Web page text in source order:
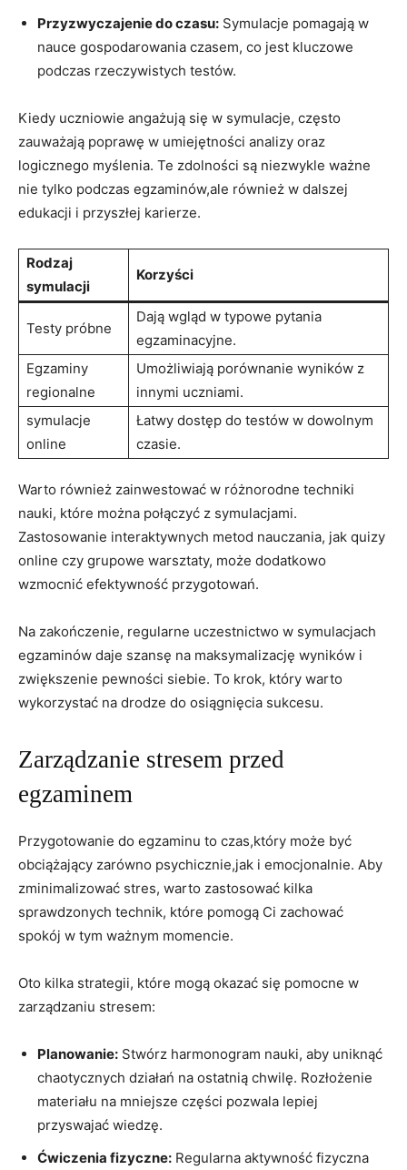
Przyzwyczajenie do czasu: Symulacje pomagają w
nauce gospodarowania czasem, co jest kluczowe
podczas rzeczywistych testów.
Kiedy uczniowie angażują się w symulacje, często
zauważają poprawę w umiejętności analizy oraz
logicznego myślenia. Te zdolności są niezwykle ważne
nie tylko podczas egzaminów,ale również w dalszej
edukacji i przyszłej karierze.
Rodzaj
symulacji
Korzyści
Testy próbne
Dają wgląd w typowe pytania
egzaminacyjne.
Egzaminy
regionalne
Umożliwiają porównanie wyników z
innymi uczniami.
symulacje
online
Łatwy dostęp do testów w dowolnym
czasie.
Warto również zainwestować w różnorodne techniki
nauki, które można połączyć z symulacjami.
Zastosowanie interaktywnych metod nauczania, jak quizy
online czy grupowe warsztaty, może dodatkowo
wzmocnić efektywność przygotowań.
Na zakończenie, regularne uczestnictwo w symulacjach
egzaminów daje szansę na maksymalizację wyników i
zwiększenie pewności siebie. To krok, który warto
wykorzystać na drodze do osiągnięcia sukcesu.
Zarządzanie stresem przed
egzaminem
Przygotowanie do egzaminu to czas,który może być
obciążający zarówno psychicznie,jak i emocjonalnie. Aby
zminimalizować stres, warto zastosować kilka
sprawdzonych technik, które pomogą Ci zachować
spokój w tym ważnym momencie.
Oto kilka strategii, które mogą okazać się pomocne w
zarządzaniu stresem:
Planowanie: Stwórz harmonogram nauki, aby uniknąć
chaotycznych działań na ostatnią chwilę. Rozłożenie
materiału na mniejsze części pozwala lepiej
przyswajać wiedzę.
Ćwiczenia fizyczne: Regularna aktywność fizyczna